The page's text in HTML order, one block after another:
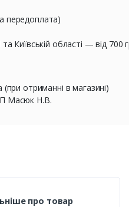
передоплата)
Київській області — від 700
(при отриманні в магазині)
Масюк Н.В.
про товар